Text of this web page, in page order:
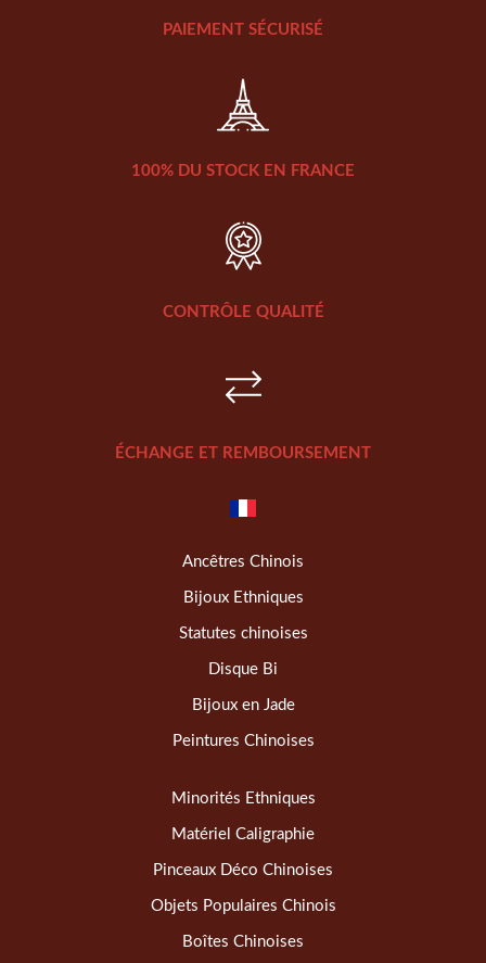
PAIEMENT SÉCURISÉ
100% DU STOCK EN FRANCE
CONTRÔLE QUALITÉ
ÉCHANGE ET REMBOURSEMENT
Ancêtres Chinois
Bijoux Ethniques
Statutes chinoises
Disque Bi
Bijoux en Jade
Peintures Chinoises
Minorités Ethniques
Matériel Caligraphie
Pinceaux Déco Chinoises
Objets Populaires Chinois
Boîtes Chinoises